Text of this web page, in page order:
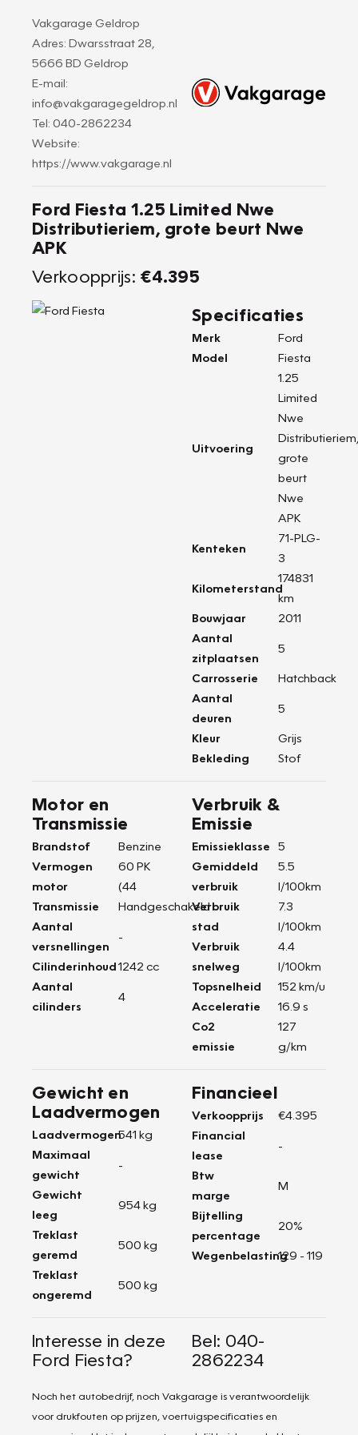
Vakgarage Geldrop
Adres: Dwarsstraat 28,
5666 BD Geldrop
E-mail:
info@vakgaragegeldrop.nl
Tel: 040-2862234
Website:
https://www.vakgarage.nl
Ford Fiesta 1.25 Limited Nwe
Distributieriem, grote beurt Nwe
APK
Verkoopprijs: €4.395
Specificaties
Merk
Ford
Model
Fiesta
Uitvoering
1.25
Limited
Nwe
grote
beurt
Nwe
APK
Kenteken
71-PLG-
3
Kilometerstand
174831
km
Bouwjaar
2011
Aantal
zitplaatsen
5
Carrosserie
Hatchback
Aantal
deuren
5
Kleur
Grijs
Bekleding
Stof
Motor en
Transmissie
Brandstof
Benzine
Vermogen
motor
60 PK
(44
Transmissie
Handgeschakeld
Aantal
versnellingen
-
Cilinderinhoud1242 cc
Aantal
cilinders
4
Verbruik &
Emissie
Emissieklasse
5
Gemiddeld
verbruik
5.5
l/100km
Verbruik
stad
7.3
l/100km
Verbruik
snelweg
4.4
l/100km
Topsnelheid
152 km/u
Acceleratie
16.9 s
Co2
emissie
127
g/km
Gewicht en
Laadvermogen
Laadvermogen541 kg
Maximaal
gewicht
-
Gewicht
leeg
954 kg
Treklast
geremd
500 kg
Treklast
ongeremd
500 kg
Financieel
Verkoopprijs
€4.395
Financial
lease
-
Btw
marge
M
Bijtelling
percentage
20%
Wegenbelasting129 - 119
Interesse in deze
Ford Fiesta?
Bel: 040-
2862234
Noch het autobedrijf, noch Vakgarage is verantwoordelijk
voor drukfouten op prijzen, voertuigspecificaties en